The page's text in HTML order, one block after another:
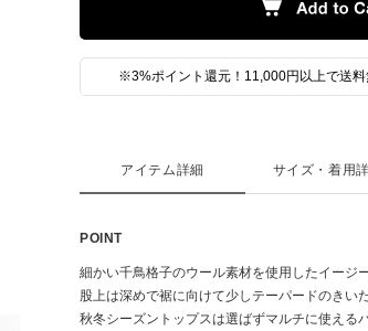
※3%ポイント還元！11,000円以上で送
アイテム詳細
POINT
細かい千鳥格子のウール素材を使用したイージ
股上は深めで裾に向けて少しテーパードのきい
秋冬シーズントップスは選ばずマルチに使えるパ
サイズ・着用